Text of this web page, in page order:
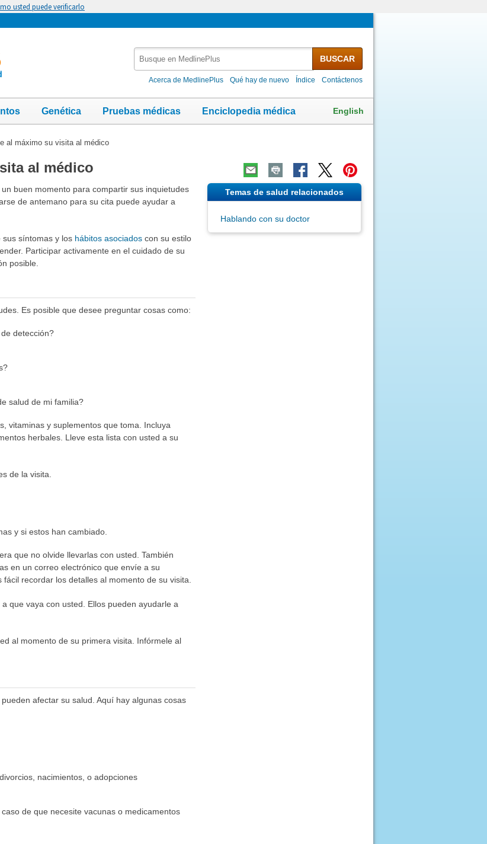
usted puede verificarlo
MedlinePlus
BUSCAR
Acerca de MedlinePlus Qué hay de nuevo Índice Contáctenos
Genética Pruebas médicas Enciclopedia médica English
al máximo su visita al médico
al médico
un buen momento para compartir sus inquietudes
de antemano para su cita puede ayudar a
sus síntomas y los hábitos asociadoscon su estilo
Participar activamente en el cuidado de su
posible.
Es posible que desee preguntar cosas como:
detección?
salud de mi familia?
vitaminas y suplementos que toma. Incluya
herbales. Lleve esta lista con usted a su
de la visita.
y si estos han cambiado.
que no olvide llevarlas con usted. También
en un correo electrónico que envíe a su
recordar los detalles al momento de su visita.
que vaya con usted. Ellos pueden ayudarle a
al momento de su primera visita. Infórmele al
afectar su salud. Aquí hay algunas cosas
nacimientos, o adopciones
de que necesite vacunas o medicamentos
Temas de salud relacionados
Hablando con su doctor